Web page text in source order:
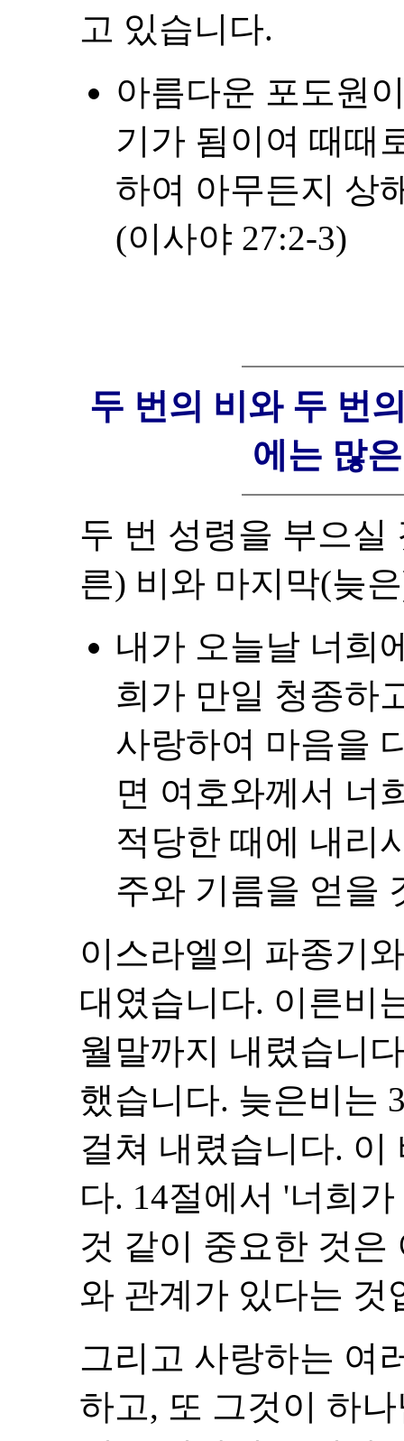
고 있습니다.
아름다운 포도원
기가 됨이여 때때
하여 아무든지 상
(이사야 27:2-3)
두 번의 비와 두 번
에는 많
두 번 성령을 부으실
른) 비와 마지막(늦
내가 오늘날 너희
희가 만일 청종하
사랑하여 마음을
면 여호와께서 너
적당한 때에 내리
주와 기름을 얻을
이스라엘의 파종기
대였습니다. 이른비
월말까지 내렸습니
했습니다. 늦은비는
걸쳐 내렸습니다.
다. 14절에서 '너희
것 같이 중요한 것은
와 관계가 있다는 것
그리고 사랑하는 여
하고, 또 그것이 하